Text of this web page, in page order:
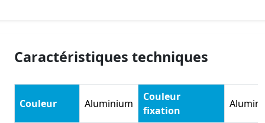
Caractéristiques techniques
Couleur Aluminium
Couleur
fixation